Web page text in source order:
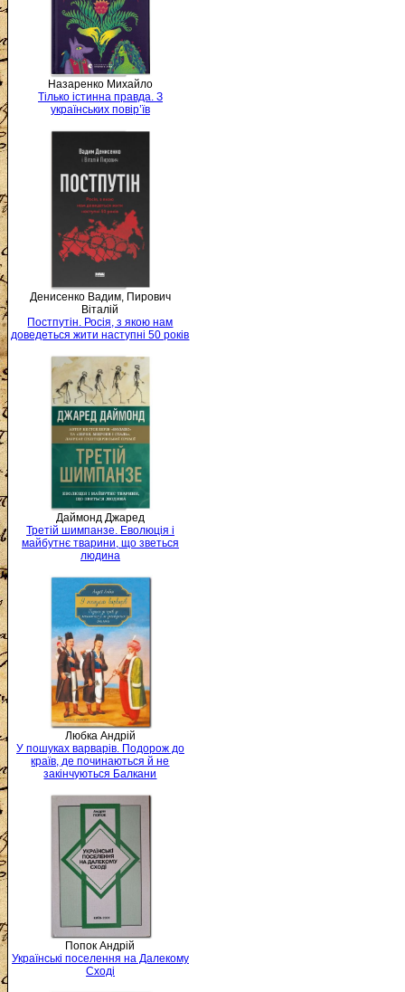
Назаренко Михайло
Тілько істинна правда. З
українських повір’їв
Денисенко Вадим, Пирович
Віталій
Постпутін. Росія, з якою нам
доведеться жити наступні 50 років
Даймонд Джаред
Третій шимпанзе. Еволюція і
майбутнє тварини, що зветься
людина
Любка Андрій
У пошуках варварів. Подорож до
країв, де починаються й не
закінчуються Балкани
Попок Андрій
Українські поселення на Далекому
Сході